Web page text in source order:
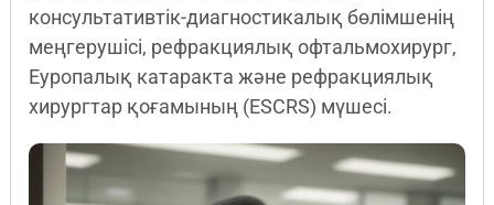
консультативтік-диагностикалық бөлімшенің
меңгерушісі, рефракциялық офтальмохирург,
Еуропалық катаракта және рефракциялық
хирургтар қоғамының (ESCRS) мүшесі.